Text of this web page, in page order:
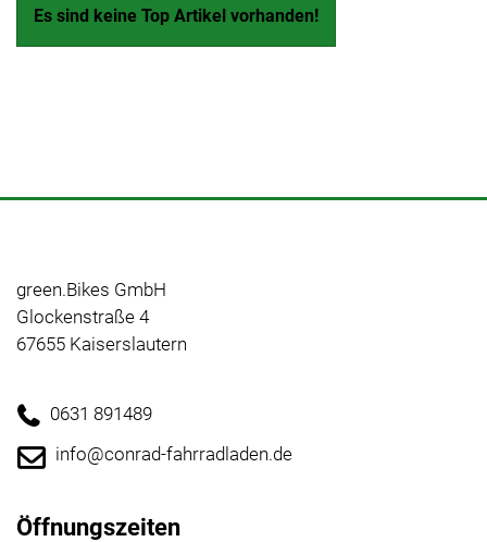
Es sind keine Top Artikel vorhanden!
green.Bikes GmbH
Glockenstraße 4
67655 Kaiserslautern
0631 891489
info@conrad-fahrradladen.de
Öffnungszeiten